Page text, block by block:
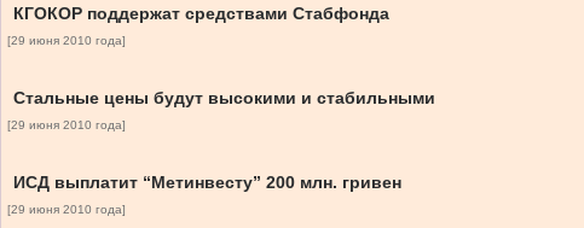
КГОКОР поддержат средствами Стабфонда
[29 июня 2010 года]
Стальные цены будут высокими и стабильными
[29 июня 2010 года]
ИСД выплатит “Метинвесту” 200 млн. гривен
[29 июня 2010 года]